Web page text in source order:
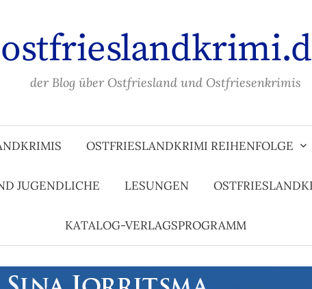
der Blog über Ostfriesland und Ostfriesenkrimis
OSTFRIESLANDKRIMI REIHENFOLGE
JUGENDLICHE LESUNGEN
KATALOG-VERLAGSPROGRAMM